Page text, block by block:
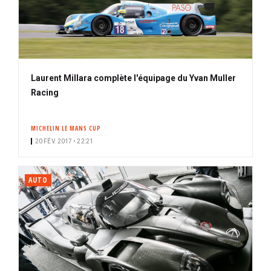
Laurent Millara complète l'équipage du Yvan Muller
Racing
MICHELIN LE MANS CUP
20 FÉV. 2017 • 22:21
AUTO